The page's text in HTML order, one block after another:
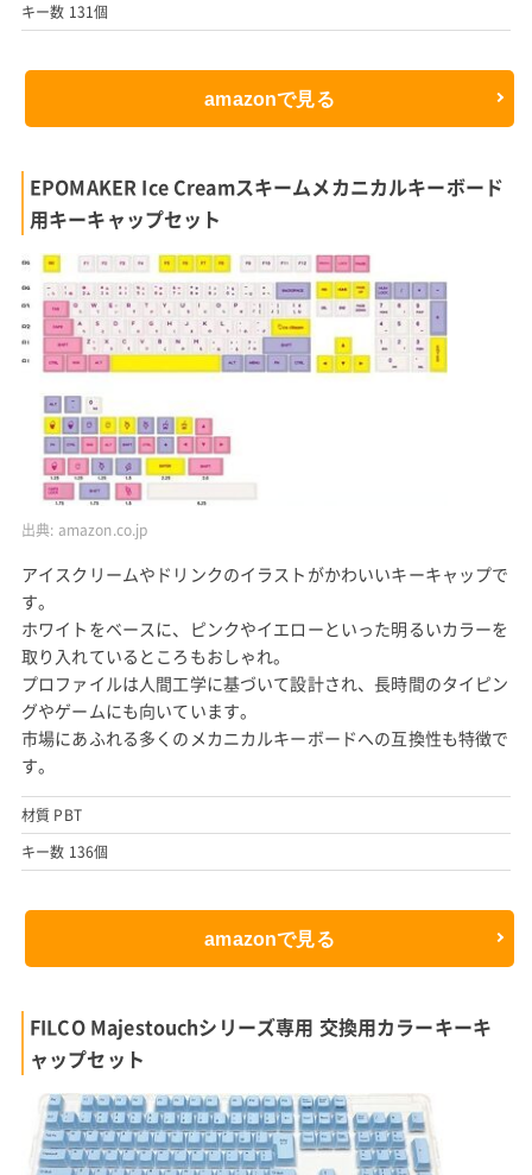
キー数 131個
amazonで見る
EPOMAKER Ice Creamスキームメカニカルキーボード
用キーキャップセット
出典: amazon.co.jp
アイスクリームやドリンクのイラストがかわいいキーキャップで
す。
ホワイトをベースに、ピンクやイエローといった明るいカラーを
取り入れているところもおしゃれ。
プロファイルは人間工学に基づいて設計され、長時間のタイピン
グやゲームにも向いています。
市場にあふれる多くのメカニカルキーボードへの互換性も特徴で
す。
材質 PBT
キー数 136個
amazonで見る
FILCO Majestouchシリーズ専用 交換用カラーキーキ
ャップセット